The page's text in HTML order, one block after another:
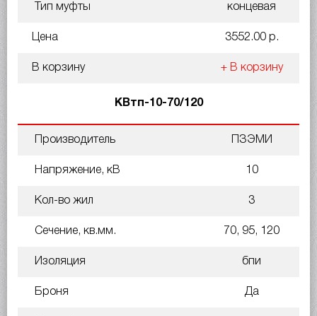
Тип муфты концевая
Цена 3552.00 р.
В корзину + В корзину
КВтп-10-70/120
Производитель ПЗЭМИ
Напряжение, кВ 10
Кол-во жил 3
Сечение, кв.мм. 70, 95, 120
Изоляция бпи
Броня Да